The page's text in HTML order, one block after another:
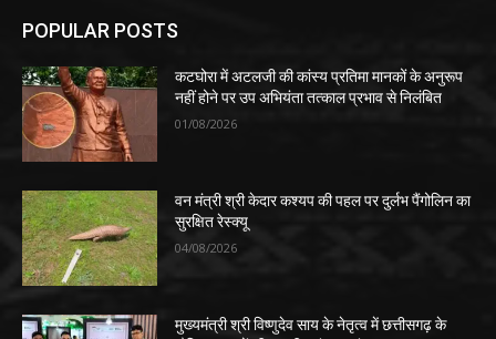
POPULAR POSTS
कटघोरा में अटलजी की कांस्य प्रतिमा मानकों के अनुरूप
नहीं होने पर उप अभियंता तत्काल प्रभाव से निलंबित
01/08/2026
वन मंत्री श्री केदार कश्यप की पहल पर दुर्लभ पैंगोलिन का
सुरक्षित रेस्क्यू
04/08/2026
मुख्यमंत्री श्री विष्णुदेव साय के नेतृत्व में छत्तीसगढ़ के